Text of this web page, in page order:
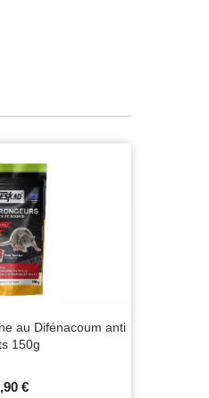
au Difénacoum anti
150g
€